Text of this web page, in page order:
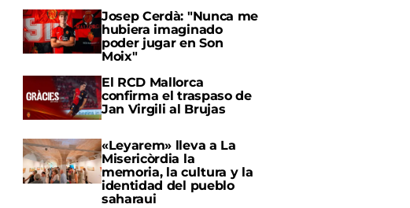
Josep Cerdà: "Nunca me
hubiera imaginado
poder jugar en Son
Moix"
El RCD Mallorca
confirma el traspaso de
Jan Virgili al Brujas
«Leyarem» lleva a La
Misericòrdia la
memoria, la cultura y la
identidad del pueblo
saharaui